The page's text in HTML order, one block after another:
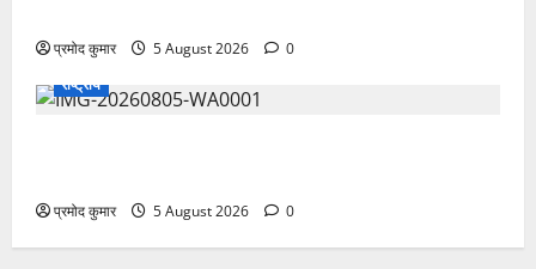
प्रमोद कुमार 5 August 2026
0
राष्ट्रीय
प्रमोद कुमार 5 August 2026 0